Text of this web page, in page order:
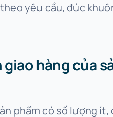
yêu cầu, đúc
hàng của
phẩm có số lượng ít,